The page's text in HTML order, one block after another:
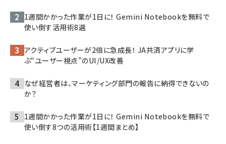
1週間かかった作業が1日に！ Gemini Notebookを無料で
使い倒す活用術8選
アクティブユーザーが2倍に急成長！ JA共済アプリに学
ぶ“ユーザー視点”のUI/UX改善
なぜ経営者は、マーケティング部門の報告に納得できないの
か？
1週間かかった作業が1日に！ Gemini Notebookを無料で
使い倒す8つの活用術【1週間まとめ】